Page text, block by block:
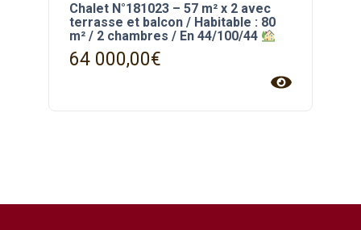
Chalet N°181023 – 57 m² x 2 avec
terrasse et balcon / Habitable : 80
m² / 2 chambres / En 44/100/44
64 000,00€